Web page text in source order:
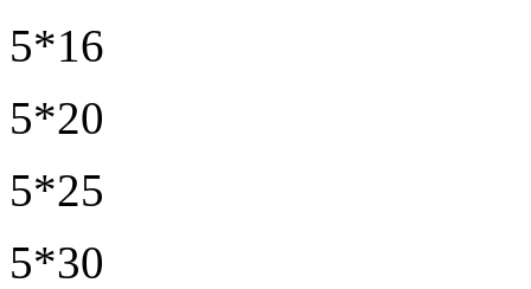
5*16
5*20
5*25
5*30